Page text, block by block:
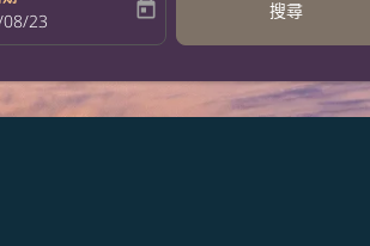
return-date-aria-label
23 today 搜尋